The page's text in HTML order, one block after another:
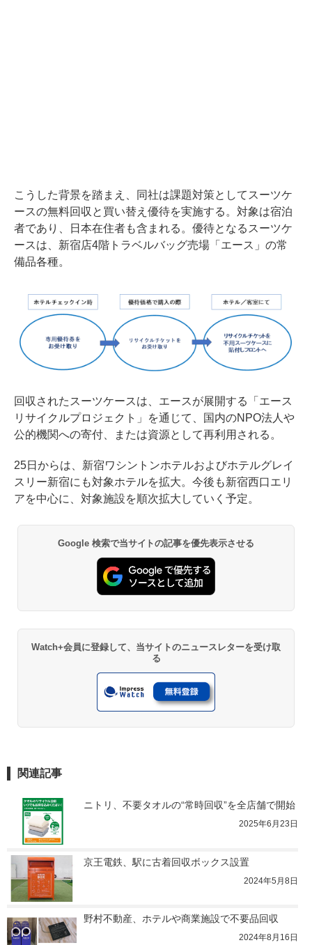
こうした背景を踏まえ、同社は課題対策としてスーツケ
ースの無料回収と買い替え優待を実施する。対象は宿泊
者であり、日本在住者も含まれる。優待となるスーツケ
ースは、新宿店4階トラベルバッグ売場「エース」の常
備品各種。
回収されたスーツケースは、エースが展開する「エース
リサイクルプロジェクト」を通じて、国内のNPO法人や
公的機関への寄付、または資源として再利用される。
25日からは、新宿ワシントンホテルおよびホテルグレイ
スリー新宿にも対象ホテルを拡大。今後も新宿西口エリ
アを中心に、対象施設を順次拡大していく予定。
Google 検索で当サイトの記事を優先表示させる
Watch+会員に登録して、当サイトのニュースレターを受け取
る
関連記事
ニトリ、不要タオルの“常時回収”を全店舗で開始
2025年6月23日
京王電鉄、駅に古着回収ボックス設置
2024年5月8日
野村不動産、ホテルや商業施設で不要品回収
2024年8月16日